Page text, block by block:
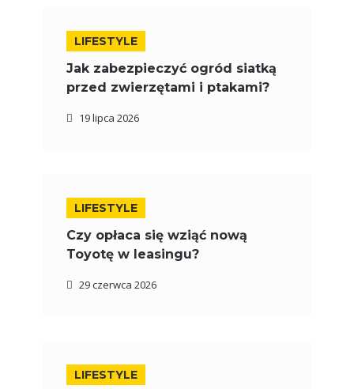
LIFESTYLE
Jak zabezpieczyć ogród siatką
przed zwierzętami i ptakami?
19 lipca 2026
LIFESTYLE
Czy opłaca się wziąć nową
Toyotę w leasingu?
29 czerwca 2026
LIFESTYLE